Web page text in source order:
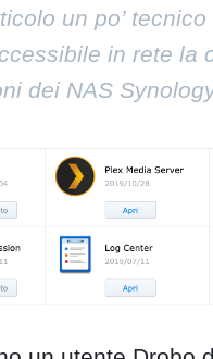
un po’
in rete la
dei NAS